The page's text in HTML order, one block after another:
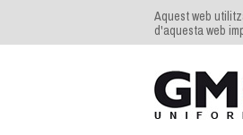
Aquest web
d'aquesta web